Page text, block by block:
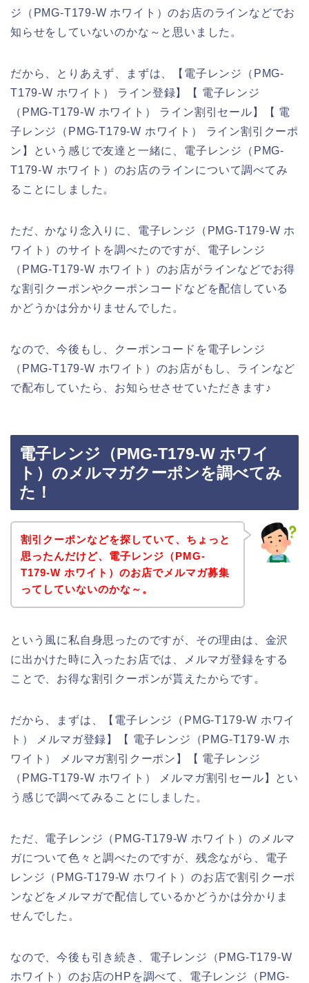
ジ（PMG-T179-W ホワイト）のお店のラインなどでお
知らせをしていないのかな～と思いました。
だから、とりあえず、まずは、【電子レンジ（PMG-
T179-W ホワイト） ライン登録】【 電子レンジ
（PMG-T179-W ホワイト） ライン割引セール】【 電
子レンジ（PMG-T179-W ホワイト） ライン割引クーポ
ン】という感じで友達と一緒に、電子レンジ（PMG-
T179-W ホワイト）のお店のラインについて調べてみ
ることにしました。
ただ、かなり念入りに、電子レンジ（PMG-T179-W ホ
ワイト）のサイトを調べたのですが、電子レンジ
（PMG-T179-W ホワイト）のお店がラインなどでお得
な割引クーポンやクーポンコードなどを配信している
かどうかは分かりませんでした。
なので、今後もし、クーポンコードを電子レンジ
（PMG-T179-W ホワイト）のお店がもし、ラインなど
で配布していたら、お知らせさせていただきます♪
電子レンジ（PMG-T179-W ホワイ
ト）のメルマガクーポンを調べてみ
た！
割引クーポンなどを探していて、ちょっと
思ったんだけど、電子レンジ（PMG-
T179-W ホワイト）のお店でメルマガ募集
ってしていないのかな～。
という風に私自身思ったのですが、その理由は、金沢
に出かけた時に入ったお店では、メルマガ登録をする
ことで、お得な割引クーポンが貰えたからです。
だから、まずは、【電子レンジ（PMG-T179-W ホワイ
ト） メルマガ登録】【 電子レンジ（PMG-T179-W ホ
ワイト） メルマガ割引クーポン】【 電子レンジ
（PMG-T179-W ホワイト） メルマガ割引セール】とい
う感じで調べてみることにしました。
ただ、電子レンジ（PMG-T179-W ホワイト）のメルマ
ガについて色々と調べたのですが、残念ながら、電子
レンジ（PMG-T179-W ホワイト）のお店で割引クーポ
ンなどをメルマガで配信しているかどうかは分かりま
せんでした。
なので、今後も引き続き、電子レンジ（PMG-T179-W
ホワイト）のお店のHPを調べて、電子レンジ（PMG-